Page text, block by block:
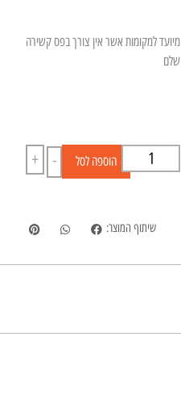
מיועד למקומות אשר אין צורך בפס קשירה
שלם
-
+ הוספה לסל
שיתוף המוצר: